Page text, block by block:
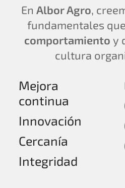
En Albor Agro,
fundamentales
comportamiento y
cultura
Mejora
continua
Innovación
Cercanía
Integridad